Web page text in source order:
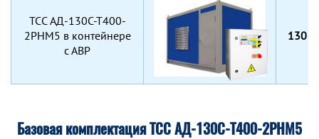
TCC АД-130С-Т400-
2РНМ5 в контейнере
с АВР
130
Базовая комплектация ТСС АД-130С-Т400-2РНМ5